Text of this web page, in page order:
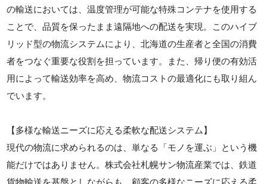
の輸送においては、温度管理が可能な特殊コンテナを使用する
ことで、品質を保ったまま遠隔地への配送を実現。このハイブ
リッド型の物流システムにより、北海道の生産者と全国の消費
者をつなぐ重要な役割を担っています。また、帰り便の有効活
用によって輸送効率を高め、物流コストの最適化にも取り組ん
でいます。
【多様な輸送ニーズに応える柔軟な配送システム】
現代の物流に求められるのは、単なる「モノを運ぶ」という機
能だけではありません。株式会社札幌サン物流産業では、鉄道
貨物輸送を基盤としながらも、顧客の多様なニーズに応える柔